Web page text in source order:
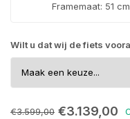
Framemaat: 51
Wilt u dat wij de fiets
€3.599,00 €3.139,00